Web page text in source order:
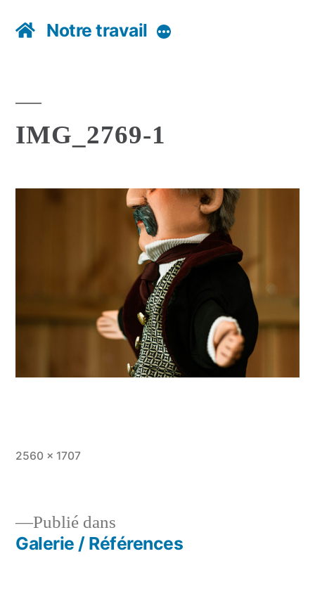
Notre travail Plus
IMG_2769-1
Taille
2560 × 1707
Navigation
Publié dans
Galerie / Références